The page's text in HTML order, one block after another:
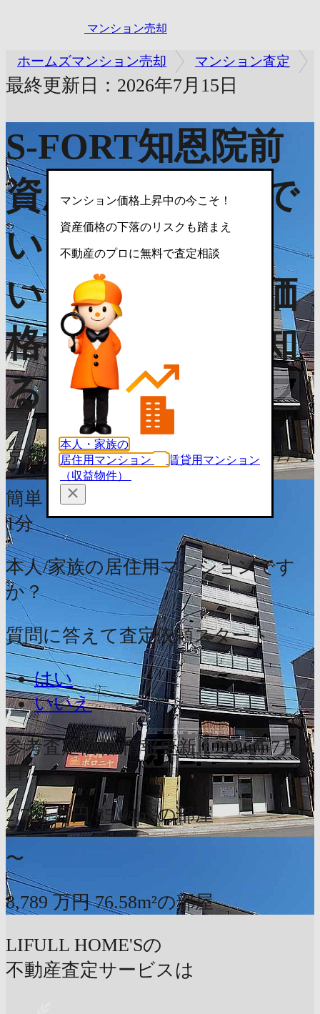
マンション売却
ホームズマンション売却 マンション査定
最終更新日：2026年7月15日
S-FORT知恩院前
資産価値は中古で
いくら？売れな
い？売却査定で価
格推移・相場を知
る（無料）
京都府京都市東山区稲荷町南組577-3
簡単
1分
本人/家族の居住用マンションです
か？
質問に答えて査定依頼スタート
はい
いいえ
参考査定価格 情報更新：2026年7月5
日
2,782 万円 35.64m²の部屋
〜
8,789 万円 76.58m²の部屋
LIFULL HOME'Sの
不動産査定サービスは
マンション価格上昇中の今こそ！
資産価格の下落のリスクも踏まえ
不動産のプロに無料で査定相談
本人・家族の
居住用マンション
賃貸用マンション
（収益物件）